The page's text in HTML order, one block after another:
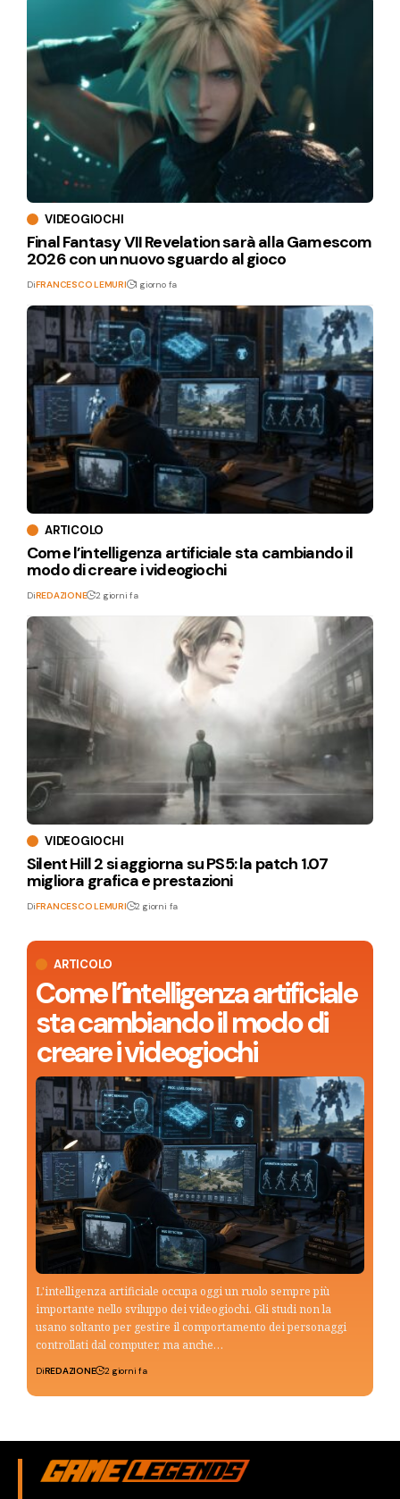
ARTICOLO
Come l’intelligenza artificiale
sta cambiando il modo di
creare i videogiochi
L'intelligenza artificiale occupa oggi un ruolo sempre più
importante nello sviluppo dei videogiochi. Gli studi non la
usano soltanto per gestire il comportamento dei personaggi
controllati dal computer, ma anche…
DiREDAZIONE 2 giorni fa
VIDEOGIOCHI
Final Fantasy VII Revelation sarà alla Gamescom
2026 con un nuovo sguardo al gioco
DiFRANCESCO LEMURI 1 giorno fa
ARTICOLO
Come l’intelligenza artificiale sta cambiando il
modo di creare i videogiochi
DiREDAZIONE 2 giorni fa
VIDEOGIOCHI
Silent Hill 2 si aggiorna su PS5: la patch 1.07
migliora grafica e prestazioni
DiFRANCESCO LEMURI 2 giorni fa